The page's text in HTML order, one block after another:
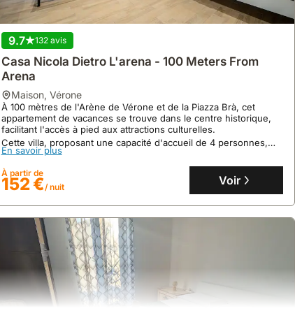
9.7 132 avis
Casa Nicola Dietro L'arena - 100 Meters From
Arena
maison, Vérone
À 100 mètres de l'Arène de Vérone et de la Piazza Brà, cet
appartement de vacances se trouve dans le centre historique,
facilitant l'accès à pied aux attractions culturelles.
Cette villa, proposant une capacité d'accueil de 4 personnes,
dispose d'une cuisine équipée avec plaque à induction,
climatisation et Wi-Fi, idéale pour un séjour confortable.
En savoir plus
À partir de
152 €/ nuit Voir